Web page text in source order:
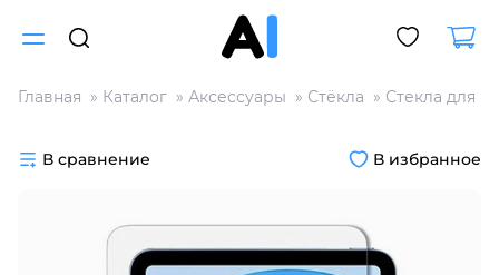
Главная Каталог Аксессуары Стёкла Стекла для
В сравнение В избранное
Разбейте
оплатуна части
без переплат